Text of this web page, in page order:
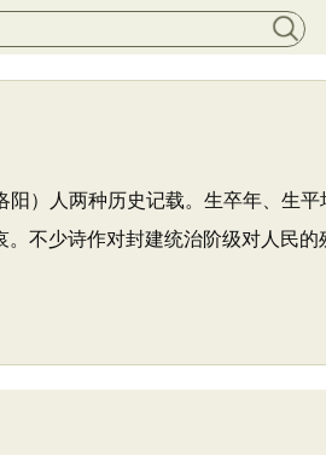
）人两种历史记载。生卒年、生平
不少诗作对封建统治阶级对人民的